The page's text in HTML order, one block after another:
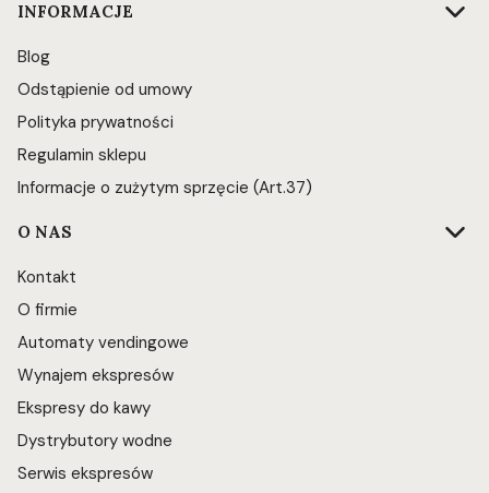
INFORMACJE
Blog
Odstąpienie od umowy
Polityka prywatności
Regulamin sklepu
Informacje o zużytym sprzęcie (Art.37)
O NAS
Kontakt
O firmie
Automaty vendingowe
Wynajem ekspresów
Ekspresy do kawy
Dystrybutory wodne
Serwis ekspresów